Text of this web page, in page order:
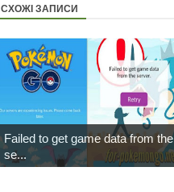
СХОЖІ ЗАПИСИ
Failed to get game data from the
se...